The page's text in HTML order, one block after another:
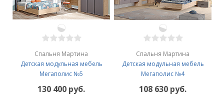
Спальня Мартина
Детская модульная мебель
Мегаполис №5
130 400 руб.
Спальня Мартина
Детская модульная мебель
Мегаполис №4
108 630 руб.